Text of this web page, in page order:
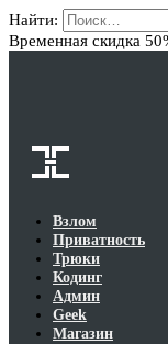
Найти:
Временная скидка
Взлом
Приватность
Трюки
Кодинг
Админ
Geek
Магазин